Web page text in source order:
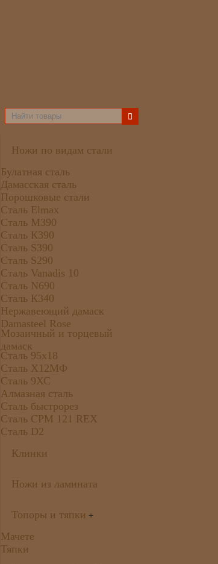
Ножи по видам стали
Булатная сталь
Дамасская сталь
Порошковые стали
Сталь Elmax
Сталь М390
Сталь К390
Сталь S390
Сталь S290
Сталь Vanadis 10
Сталь N690
Сталь К340
Нержавеющий дамаск
Damasteel Rose
Мозаичный и торцевый
дамаск
Сталь 95х18
Сталь Х12МФ
Сталь 9ХС
Алмазная сталь
Сталь быстрорез
Сталь CPM 121 REX
Сталь D2
Клинки
Ножи из ламината
Топоры и тяпки +
Мачете
Тяпки